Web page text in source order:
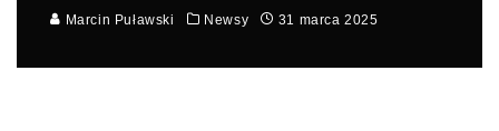
Marcin Puławski Newsy 31 marca 2025